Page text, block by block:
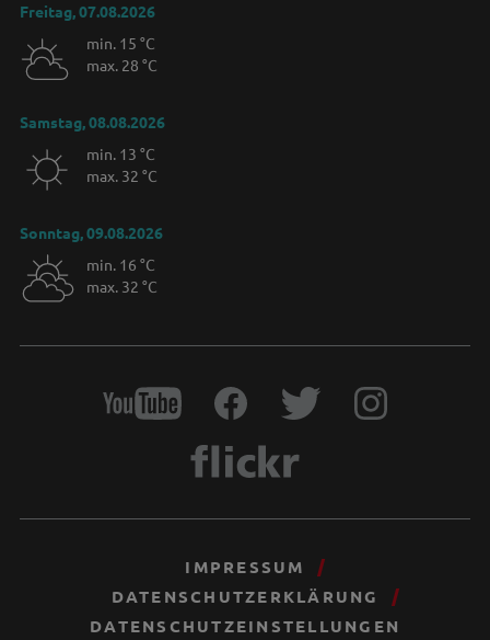
Freitag, 07.08.2026
min. 15 °C
max. 28 °C
Samstag, 08.08.2026
min. 13 °C
max. 32 °C
Sonntag, 09.08.2026
min. 16 °C
max. 32 °C
IMPRESSUM
DATENSCHUTZERKLÄRUNG
DATENSCHUTZEINSTELLUNGEN